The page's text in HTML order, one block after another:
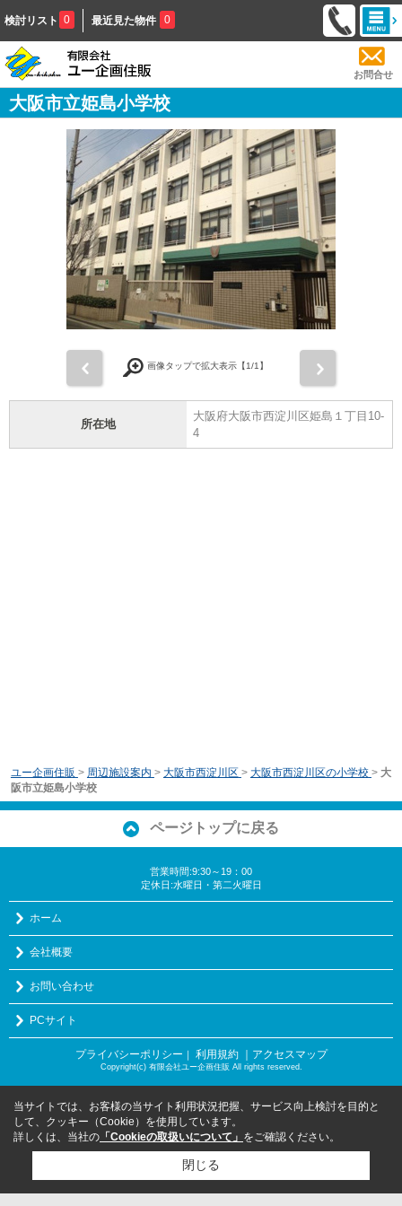
検討リスト 0 最近見た物件 0
お問合せ
大阪市立姫島小学校
画像タップで拡大表示【1/1】
所在地
大阪府大阪市西淀川区姫島１丁目10-
4
ユー企画住販 > 周辺施設案内 > 大阪市西淀川区 > 大阪市西淀川区の小学校 > 大
阪市立姫島小学校
ページトップに戻る
営業時間:9:30～19：00
定休日:水曜日・第二火曜日
ホーム
会社概要
お問い合わせ
PCサイト
プライバシーポリシー ｜ 利用規約 ｜アクセスマップ
Copyright(c) 有限会社ユー企画住販 All rights reserved.
当サイトでは、お客様の当サイト利用状況把握、サービス向上検討を目的と
して、クッキー（Cookie）を使用しています。
詳しくは、当社の 「Cookieの取扱いについて」 をご確認ください。
閉じる